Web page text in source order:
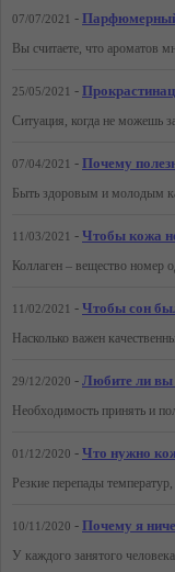
07/07/2021 - Парфюмерный
25/05/2021 -
07/04/2021 - Почему
11/03/2021 - Чтобы кожа
11/02/2021 - Чтобы сон
29/12/2020 - Любите ли вы
01/12/2020 - Что нужно
10/11/2020 - Почему я